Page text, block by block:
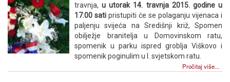
travnja,u utorak 14. travnja 2015. godine u
17.00 sati pristupiti će se polaganju vijenaca i
paljenju svijeća na Središnji križ, Spomen
obilježje branitelja u Domovinskom ratu,
spomenik u parku ispred groblja Viškovo i
spomenik poginulim u I. svjetskom ratu.
Pročitaj više...